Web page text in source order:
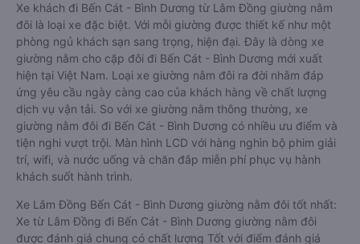
Xe khách đi Bến Cát - Bình Dương từ Lâm Đồng giường nằm
đôi là loại xe đặc biệt. Với mỗi giường được thiết kế như một
phòng ngủ khách sạn sang trọng, hiện đại. Đây là dòng xe
giường nằm cho cặp đôi đi Bến Cát - Bình Dương mới xuất
hiện tại Việt Nam. Loại xe giường nằm đôi ra đời nhằm đáp
ứng yêu cầu ngày càng cao của khách hàng về chất lượng
dịch vụ vận tải. So với xe giường nằm thông thường, xe
giường nằm đôi đi Bến Cát - Bình Dương có nhiều ưu điểm và
tiện nghi vượt trội. Màn hình LCD với hàng nghìn bộ phim giải
trí, wifi, và nước uống và chăn đắp miễn phí phục vụ hành
khách suốt hành trình.
Xe Lâm Đồng Bến Cát - Bình Dương giường nằm đôi tốt nhất:
Xe từ Lâm Đồng đi Bến Cát - Bình Dương giường nằm đôi
được đánh giá chung có chất lượng Tốt với điểm đánh giá